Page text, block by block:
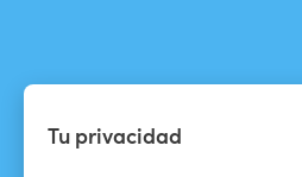
Tu privacidad